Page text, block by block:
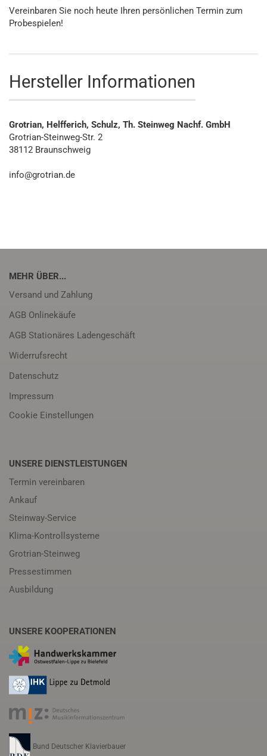
Vereinbaren Sie noch heute Ihren persönlichen Termin zum
Probespielen!
Hersteller Informationen
Grotrian, Helfferich, Schulz, Th. Steinweg Nachf. GmbH
Grotrian-Steinweg-Str. 2
38112 Braunschweig
info@grotrian.de
MEHR ÜBER...
Versand und Zahlung
AGB Onlinekäufe
AGB Stationäres Ladengeschäft
Widerrufsrecht
Datenschutz
Impressum
Cookie Einstellungen
UNSERE DIENSTLEISTUNGEN
Termin vereinbaren
Ankauf
Steinway-Service
Klima-Kontrollsysteme
Grotrian-Steinweg
Pressestimmen
Ausbildung
UNSERE KOOPERATIONEN
Bund Deutscher Klavierbauer